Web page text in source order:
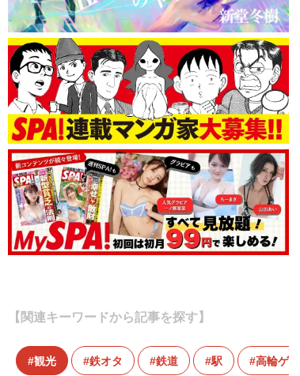
【関連キーワードから記事を探す】
観光 鉄オタ 鉄道 駅 高輪ゲ